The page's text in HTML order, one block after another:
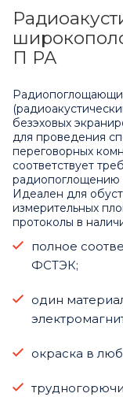
П РА
безэховых
для проведения
переговорных
соответствует
радиопоглощению
Идеален для
измерительных
протоколы в
полное
ФСТЭК;
один
окраска в